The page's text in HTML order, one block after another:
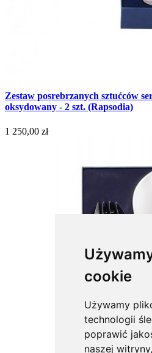
cookie
Używamy
technologii
poprawić
naszej
Zestaw posrebrzanych sztućców
oksydowany - 2 szt. (Rapsodia)
1 250,00 zł